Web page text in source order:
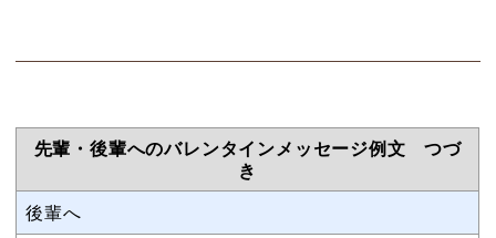
先輩・後輩へのバレンタインメッセージ例文 つづ
き
後輩へ